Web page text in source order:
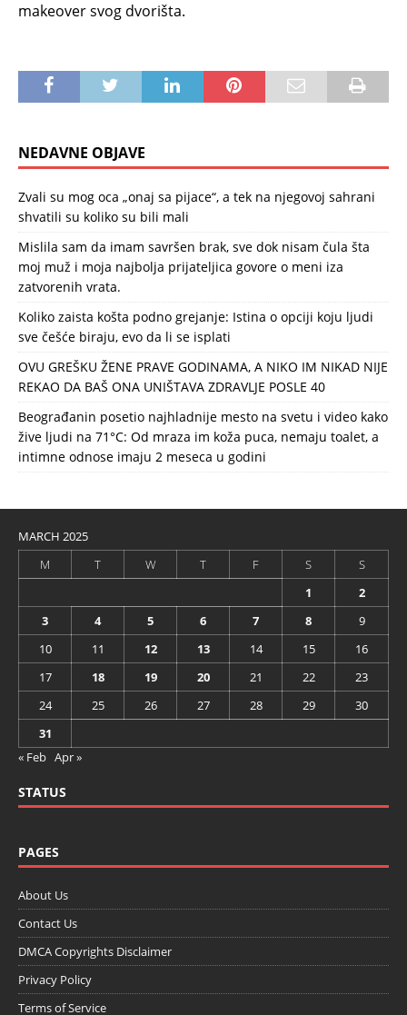
makeover svog dvorišta.
NEDAVNE OBJAVE
Zvali su mog oca „onaj sa pijace“, a tek na njegovoj sahrani
shvatili su koliko su bili mali
Mislila sam da imam savršen brak, sve dok nisam čula šta
moj muž i moja najbolja prijateljica govore o meni iza
zatvorenih vrata.
Koliko zaista košta podno grejanje: Istina o opciji koju ljudi
sve češće biraju, evo da li se isplati
OVU GREŠKU ŽENE PRAVE GODINAMA, A NIKO IM NIKAD NIJE
REKAO DA BAŠ ONA UNIŠTAVA ZDRAVLJE POSLE 40
Beograđanin posetio najhladnije mesto na svetu i video kako
žive ljudi na 71°C: Od mraza im koža puca, nemaju toalet, a
intimne odnose imaju 2 meseca u godini
MARCH 2025
M
T W T F S
S
1
2
3
4 5 6 7 8
9
10
11 12 13 14 15
16
17
18 19 20 21 22
23
24
25 26 27 28 29
30
31
« Feb Apr »
STATUS
PAGES
About Us
Contact Us
DMCA Copyrights Disclaimer
Privacy Policy
Terms of Service